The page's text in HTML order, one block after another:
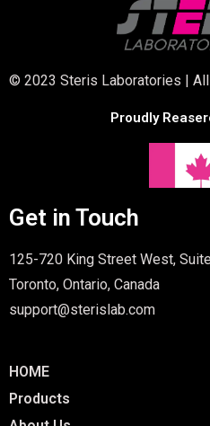
© 2023 Steris Laboratories |
Proudly
Get in Touch
125-720 King Street West,
Toronto, Ontario, Canada
support@sterislab.com
HOME
Products